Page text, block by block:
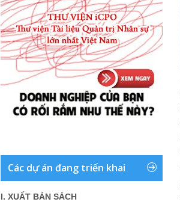
Các dự án đang triển khai
I. XUẤT BẢN SÁCH